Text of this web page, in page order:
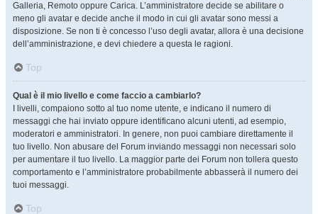
Galleria, Remoto oppure Carica. L’amministratore decide se abilitare o
meno gli avatar e decide anche il modo in cui gli avatar sono messi a
disposizione. Se non ti è concesso l’uso degli avatar, allora è una decisione
dell’amministrazione, e devi chiedere a questa le ragioni.
Top
Qual è il mio livello e come faccio a cambiarlo?
I livelli, compaiono sotto al tuo nome utente, e indicano il numero di
messaggi che hai inviato oppure identificano alcuni utenti, ad esempio,
moderatori e amministratori. In genere, non puoi cambiare direttamente il
tuo livello. Non abusare del Forum inviando messaggi non necessari solo
per aumentare il tuo livello. La maggior parte dei Forum non tollera questo
comportamento e l’amministratore probabilmente abbasserà il numero dei
tuoi messaggi.
Top